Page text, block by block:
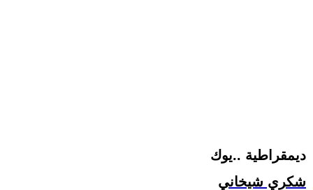
ديمقراطية ..يوك
شكري شيخاني